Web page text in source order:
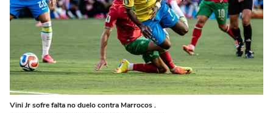
Vini Jr sofre falta no duelo contra Marrocos .